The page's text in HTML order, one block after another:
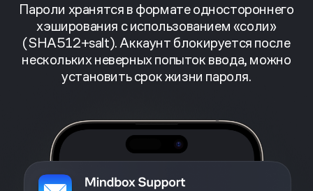
Пароли хранятся в формате одностороннего
хэширования с использованием «соли»
(SHA512+salt). Аккаунт блокируется после
нескольких неверных попыток ввода, можно
установить срок жизни пароля.